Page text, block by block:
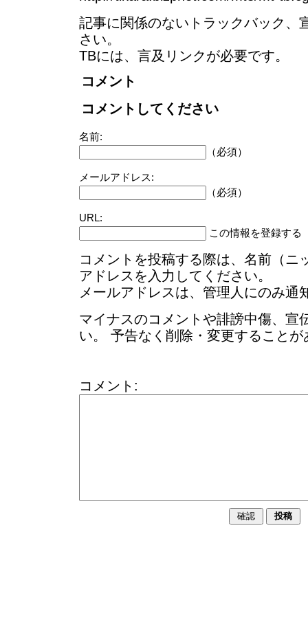
記事に関係のないトラックバック、
さい。
TBには、言及リンクが必要です。
コメント
コメントしてください
名前:
（必須）
メールアドレス:
（必須）
URL:
この情報を登録する
コメントを投稿する際は、名前（ニ
アドレスを入力してください。
メールアドレスは、管理人にのみ通
マイナスのコメントや誹謗中傷、宣
い。 予告なく削除・変更することが
コメント: